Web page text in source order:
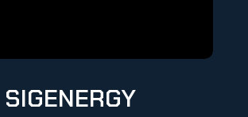
SIGENERGY